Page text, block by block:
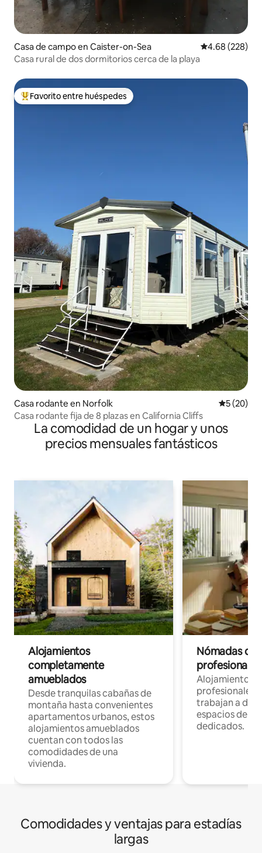
Casa de campo en Caister-on-Sea Calificación
4.68 (228)
Casa rural de dos dormitorios cerca de la playa
Favorito entre huéspedes preferido
Favorito entre huéspedes
Casa rodante en Norfolk
5 (20)
Casa rodante fija de 8 plazas en California Cliffs
La comodidad de un hogar y unos
precios mensuales fantásticos
Alojamientos
completamente
amueblados
Desde tranquilas cabañas de
montaña hasta convenientes
apartamentos urbanos, estos
alojamientos amueblados
cuentan con todos las
comodidades de una
vivienda.
Nómadas
Alojamientos
profesionales
trabajan a
espacios de
dedicados.
Comodidades y ventajas para estadías
largas